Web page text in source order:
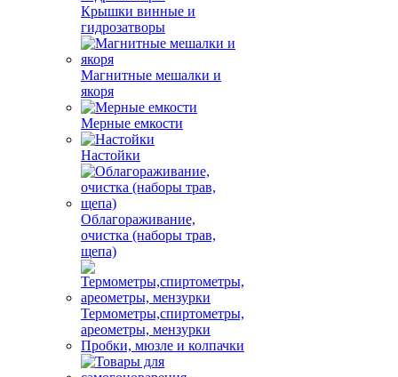
Крышки винные и
гидрозатворы
Магнитные мешалки и
якоря
Мерные емкости
Настойки
Облагораживание,
очистка (наборы трав,
щепа)
Термометры,спиртометры,
ареометры, мензурки
Пробки, мюзле и колпачки